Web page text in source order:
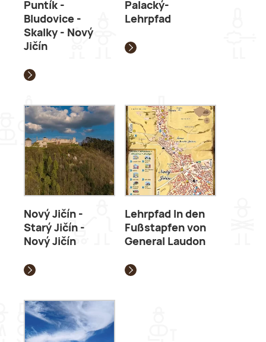
Puntík -
Bludovice -
Skalky - Nový
Jičín
Palacký-
Lehrpfad
Nový Jičín -
Starý Jičín -
Nový Jičín
Lehrpfad In den
Fußstapfen von
General Laudon